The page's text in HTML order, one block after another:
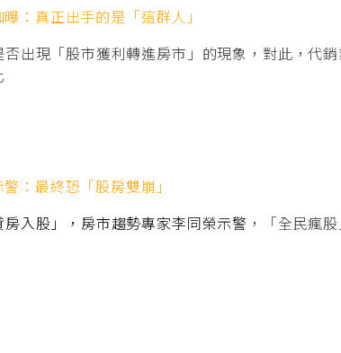
：真正出手的是「這群人」
出現「股市獲利轉進房市」的現象，對此，代
：最終恐「股房雙崩」
入股」，房市趨勢專家李同榮示警 ，「全民瘋